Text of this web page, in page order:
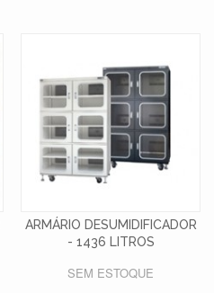
ARMÁRIO DESUMIDIFICADOR
- 1436 LITROS
SEM ESTOQUE